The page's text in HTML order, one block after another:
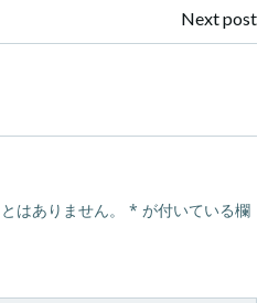
ナ
ゲ
Next post
はありません。 * が付いている欄